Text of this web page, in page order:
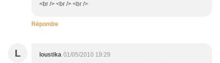
<br /> <br /> <br />
Répondre
L loustika 01/05/2010 19:29